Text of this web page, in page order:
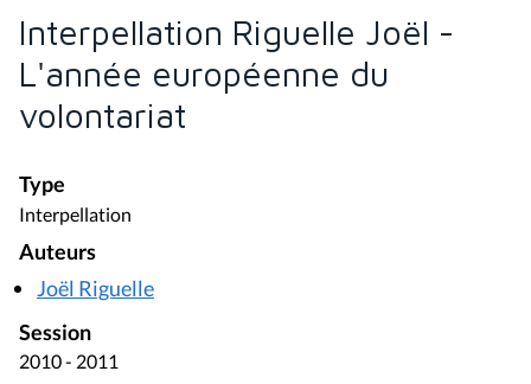
Interpellation Riguelle Joël -
L'année européenne du
volontariat
Type
Interpellation
Auteurs
Joël Riguelle
Session
2010 - 2011